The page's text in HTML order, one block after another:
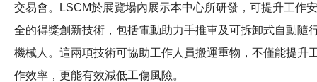
交易會。LSCM於展覽場內展示本中心所研發，可提升工作安
全的得獎創新技術，包括電動助力手推車及可拆卸式自動隨
機械人。這兩項技術可協助工作人員搬運重物，不僅能提升
作效率，更能有效減低工傷風險。